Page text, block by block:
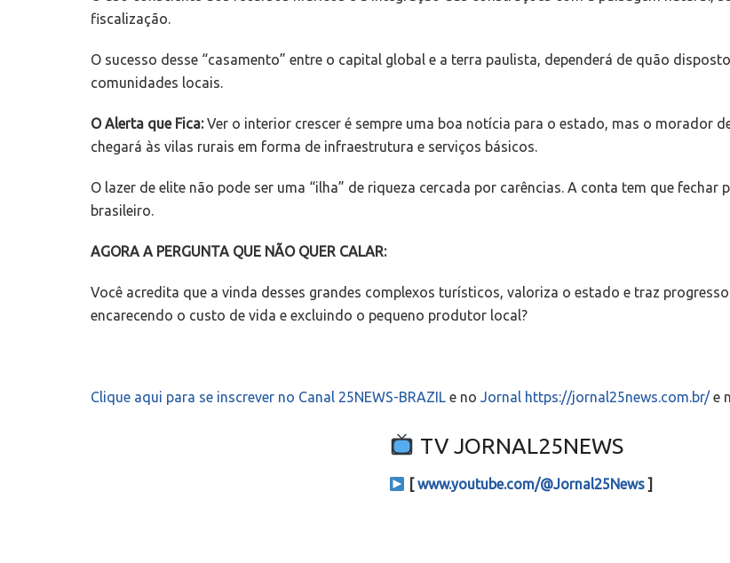
fiscalização.
O sucesso desse “casamento” entre o capital global e a terra paulista, dependerá de quão
comunidades locais.
O Alerta que Fica:Ver o interior crescer é sempre uma boa notícia para o estado, mas o morador
chegará às vilas rurais em forma de infraestrutura e serviços básicos.
O lazer de elite não pode ser uma “ilha” de riqueza cercada por carências. A conta tem que
brasileiro.
AGORA A PERGUNTA QUE NÃO QUER CALAR:
Você acredita que a vinda desses grandes complexos turísticos, valoriza o estado e traz
encarecendo o custo de vida e excluindo o pequeno produtor local?
Clique aqui para se inscrever no Canal 25NEWS-BRAZIL e no Jornal https://jornal25news.com.br/e
TV JORNAL25NEWS
[www.youtube.com/@Jornal25News]